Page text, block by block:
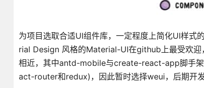
为项目选取合适UI组件库，一定程度上简化UI样
rial Design 风格的Material-UI在github上最受欢
相近，其中antd-mobile与create-react-app脚手架
act-router和redux)，因此暂时选择weui，后期开